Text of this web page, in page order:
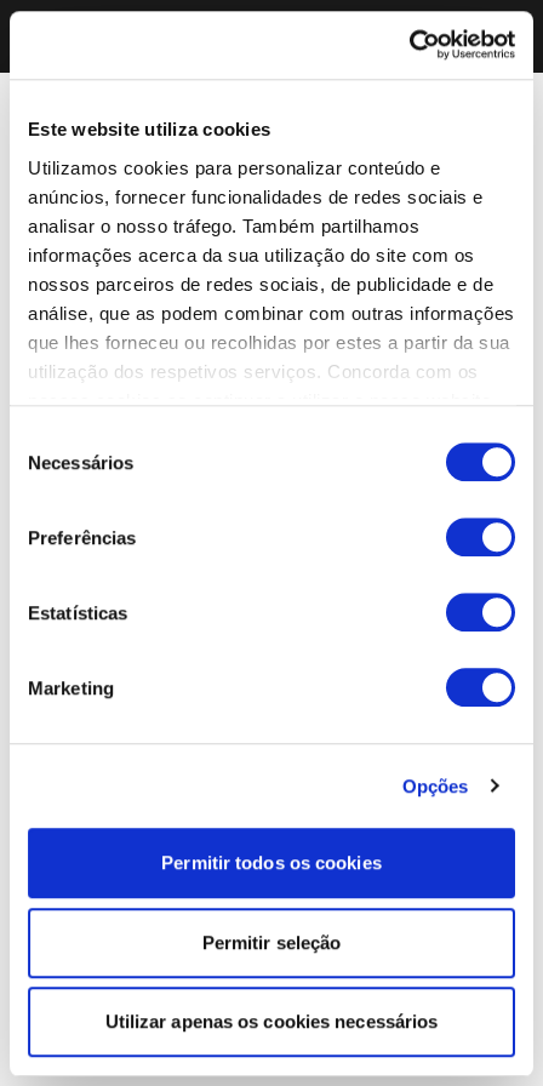
Este website utiliza cookies
Utilizamos cookies para personalizar conteúdo e
anúncios, fornecer funcionalidades de redes sociais e
analisar o nosso tráfego. Também partilhamos
informações acerca da sua utilização do site com os
nossos parceiros de redes sociais, de publicidade e de
análise, que as podem combinar com outras informações
que lhes forneceu ou recolhidas por estes a partir da sua
utilização dos respetivos serviços. Concorda com os
Necessários
Preferências
Estatísticas
Marketing
Opções
Permitir todos os cookies
Permitir seleção
Utilizar apenas os cookies necessários